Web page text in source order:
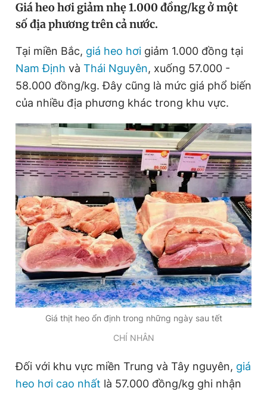
Video Magazine
Sản phẩm khác
Tiện ích Bạn cần biết
Thông tin tòa soạn Liên hệ quảng cáo
Đọc Thanh Niên trên điện thoại
Theo dõi báo trên
Liên hệ quảng cáo
Đặt báo Quảng cáo RSS Tòa soạn Chính sách bảo
Giá heo hơi giảm nhẹ 1.000 đồng/kg ở một
số địa phương trên cả nước.
Tại miền Bắc, giá heo hơi giảm 1.000 đồng tại
Nam Định và Thái Nguyên, xuống 57.000 -
58.000 đồng/kg. Đây cũng là mức giá phổ biến
của nhiều địa phương khác trong khu vực.
Giá thịt heo ổn định trong những ngày sau tết
CHÍ NHÂN
Đối với khu vực miền Trung và Tây nguyên, giá
heo hơi cao nhất là 57.000 đồng/kg ghi nhận